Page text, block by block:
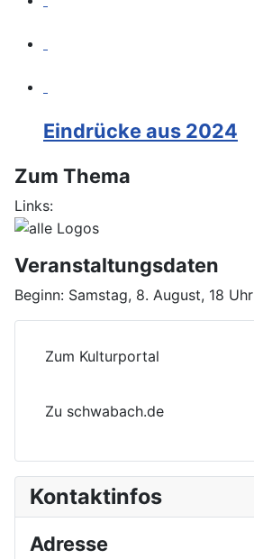
Eindrücke aus 2024
Zum Thema
Links:
Veranstaltungsdaten
Beginn: Samstag, 8. August, 18 Uhr
Zum Kulturportal
Zu schwabach.de
Kontaktinfos
Adresse